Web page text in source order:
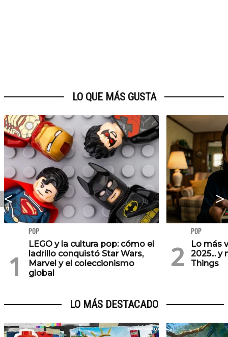
LO QUE MÁS GUSTA
POP
LEGO y la cultura pop: cómo el
ladrillo conquistó Star Wars,
Marvel y el coleccionismo
global
POP
Lo más
2025... y
Things
LO MÁS DESTACADO